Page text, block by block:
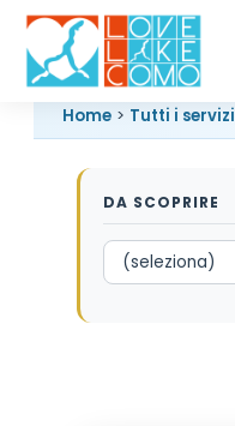
Home > Tutti i servizi
DA SCOPRIRE